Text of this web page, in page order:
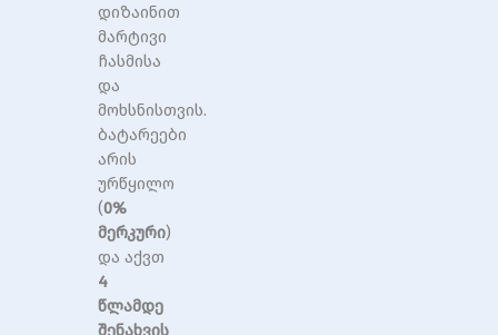
დიზაინით
მარტივი
ჩასმისა
და
მოხსნისთვის.
ბატარეები
არის
ურწყილო
(0%
მერკური)
და აქვთ
4
წლამდე
შენახვის